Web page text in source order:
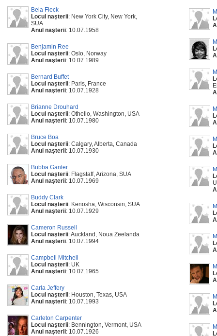
Bela Fleck
Locul naşterii: New York City, New York,
SUA
Anul naşterii: 10.07.1958
Benjamin Ree
Locul naşterii: Oslo, Norway
Anul naşterii: 10.07.1989
Bernard Buffet
Locul naşterii: Paris, France
Anul naşterii: 10.07.1928
Brianne Drouhard
Locul naşterii: Othello, Washington, USA
Anul naşterii: 10.07.1980
Bruce Boa
Locul naşterii: Calgary, Alberta, Canada
Anul naşterii: 10.07.1930
Bubba Ganter
Locul naşterii: Flagstaff, Arizona, SUA
Anul naşterii: 10.07.1969
Buddy Clark
Locul naşterii: Kenosha, Wisconsin, SUA
Anul naşterii: 10.07.1929
Cameron Russell
Locul naşterii: Auckland, Noua Zeelanda
Anul naşterii: 10.07.1994
Campbell Mitchell
Locul naşterii: UK
Anul naşterii: 10.07.1965
Carla Jeffery
Locul naşterii: Houston, Texas, USA
Anul naşterii: 10.07.1993
Carleton Carpenter
Locul naşterii: Bennington, Vermont, USA
Anul naşterii: 10.07.1926